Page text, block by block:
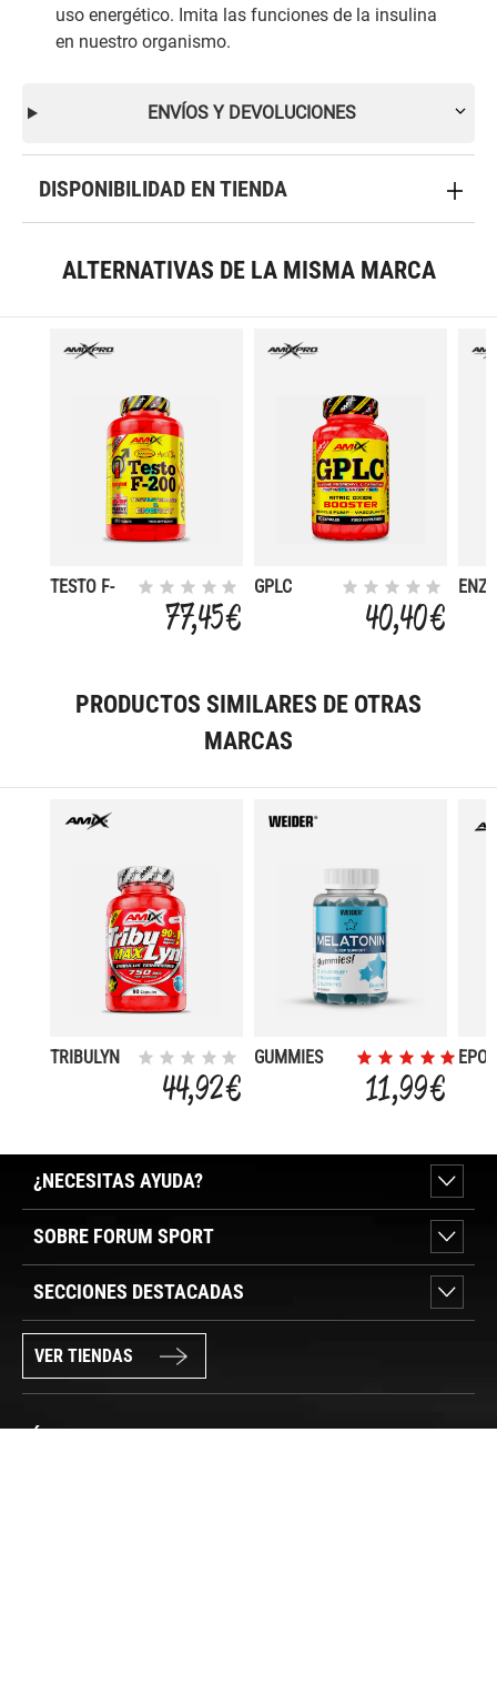
uso energético. Imita las funciones de la insulina
en nuestro organismo.
ENVÍOS Y DEVOLUCIONES
DISPONIBILIDAD EN TIENDA
ALTERNATIVAS DE LA MISMA MARCA
TESTO F-
77,45 €
GPLC
40,40 €
PRODUCTOS SIMILARES DE OTRAS
MARCAS
TRIBULYN
44,92 €
GUMMIES
11,99 €
EPO-
¿NECESITAS AYUDA?
SOBRE FORUM SPORT
SECCIONES DESTACADAS
VER TIENDAS